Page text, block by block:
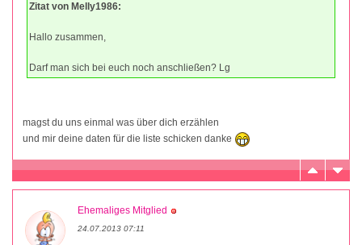
Zitat von Melly1986:
Hallo zusammen,
Darf man sich bei euch noch anschließen? Lg
magst du uns einmal was über dich erzählen
und mir deine daten für die liste schicken danke
Ehemaliges Mitglied
24.07.2013 07:11